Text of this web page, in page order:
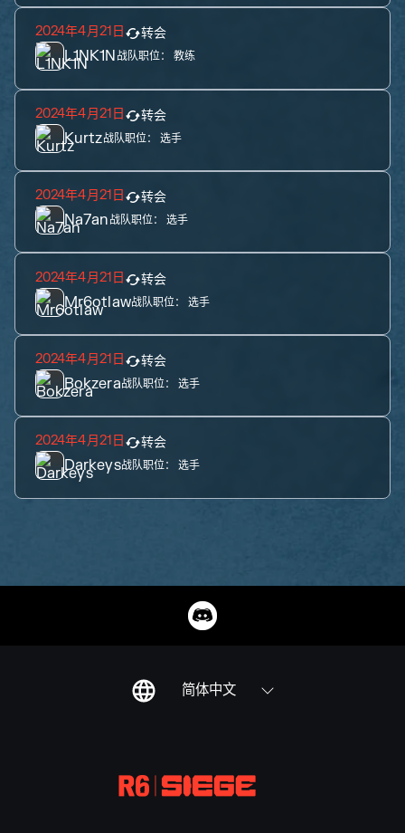
2024年4月21日 转会
L1NK1N战队职位： 教练
2024年4月21日 转会
Kurtz战队职位： 选手
2024年4月21日 转会
Na7an战队职位： 选手
2024年4月21日 转会
Mr6otlaw战队职位： 选手
2024年4月21日 转会
Bokzera战队职位： 选手
2024年4月21日 转会
Darkeys战队职位： 选手
简体中文